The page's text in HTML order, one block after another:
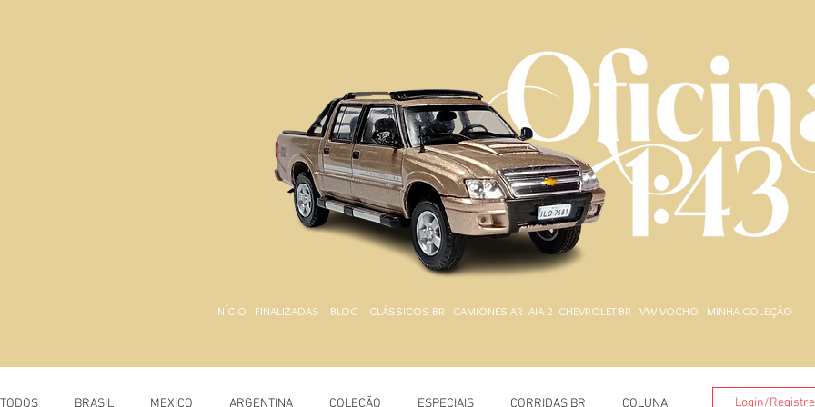
.
INÍCIO FINALIZADAS BLOG CLÁSSICOS BR CAMIONES AR AIA 2 CHEVROLET BR VW VOCHO MINHA COLEÇÃO
TODOS BRASIL MEXICO ARGENTINA COLEÇÃO ESPECIAIS CORRIDAS BR COLUNA Login/